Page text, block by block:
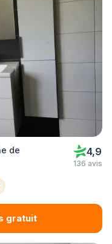
de
4,9
136 avis
gratuit